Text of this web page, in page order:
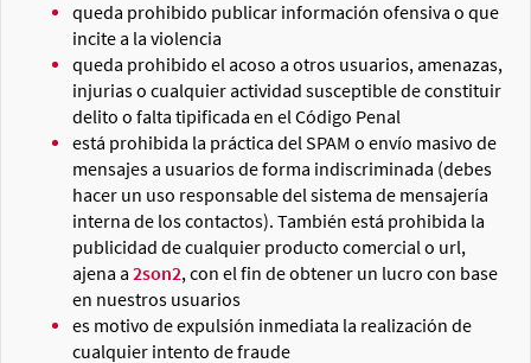
queda prohibido publicar información ofensiva o que
incite a la violencia
queda prohibido el acoso a otros usuarios, amenazas,
injurias o cualquier actividad susceptible de constituir
delito o falta tipificada en el Código Penal
está prohibida la práctica del SPAM o envío masivo de
mensajes a usuarios de forma indiscriminada (debes
hacer un uso responsable del sistema de mensajería
interna de los contactos). También está prohibida la
publicidad de cualquier producto comercial o url,
ajena a 2son2, con el fin de obtener un lucro con base
en nuestros usuarios
es motivo de expulsión inmediata la realización de
cualquier intento de fraude